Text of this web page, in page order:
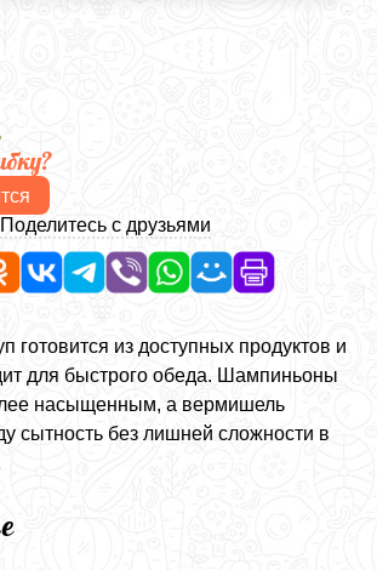
Поделитесь с друзьями
готовится из доступных продуктов и
для быстрого обеда. Шампиньоны
насыщенным, а вермишель
сытность без лишней сложности в